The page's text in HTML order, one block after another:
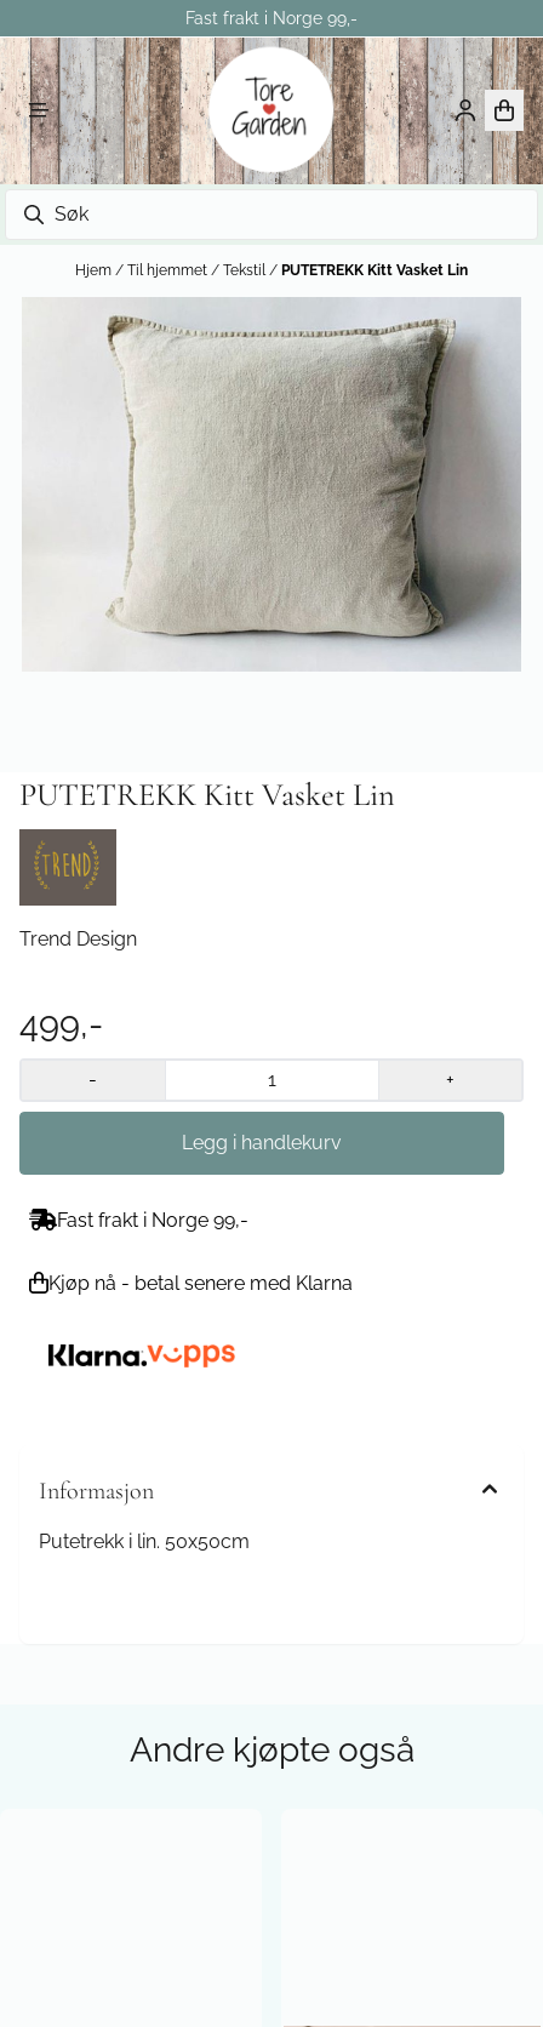
Fast frakt i Norge 99,-
Hjem / Til hjemmet / Tekstil / PUTETREKK Kitt Vasket Lin
PUTETREKK Kitt Vasket Lin
Trend Design
499,-
- +
Fast frakt i Norge 99,-
Kjøp nå - betal senere med Klarna
Informasjon
Putetrekk i lin. 50x50cm
Andre kjøpte også